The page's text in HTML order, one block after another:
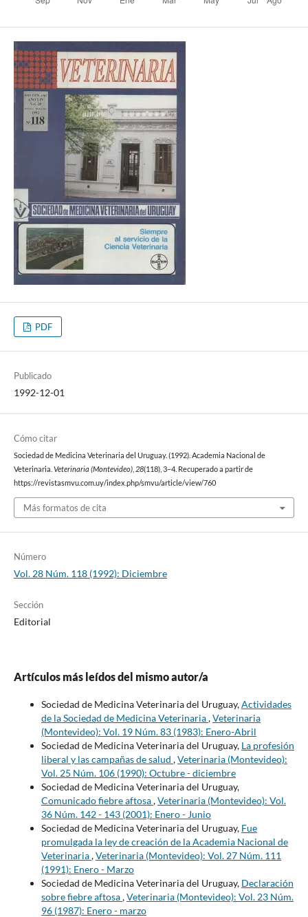
PDF
Publicado
1992-12-01
Cómo citar
Sociedad de Medicina Veterinaria del Uruguay. (1992). Academia Nacional de
Veterinaria. Veterinaria (Montevideo), 28(118), 3–4. Recuperado a partir de
https://revistasmvu.com.uy/index.php/smvu/article/view/760
Más formatos de cita
Número
Vol. 28 Núm. 118 (1992): Diciembre
Sección
Editorial
Artículos más leídos del mismo autor/a
Sociedad de Medicina Veterinaria del Uruguay,Actividades
de la Sociedad de Medicina Veterinaria,Veterinaria
(Montevideo): Vol. 19 Núm. 83 (1983): Enero-Abril
Sociedad de Medicina Veterinaria del Uruguay, La profesión
liberal y las campañas de salud ,Veterinaria (Montevideo):
Vol. 25 Núm. 106 (1990): Octubre - diciembre
Sociedad de Medicina Veterinaria del Uruguay,
Comunicado fiebre aftosa,Veterinaria (Montevideo): Vol.
36 Núm. 142 - 143 (2001): Enero - Junio
Sociedad de Medicina Veterinaria del Uruguay, Fue
promulgada la ley de creación de la Academia Nacional de
Veterinaria,Veterinaria (Montevideo): Vol. 27 Núm. 111
(1991): Enero - Marzo
Sociedad de Medicina Veterinaria del Uruguay, Declaración
sobre fiebre aftosa,Veterinaria (Montevideo): Vol. 23 Núm.
96 (1987): Enero - marzo